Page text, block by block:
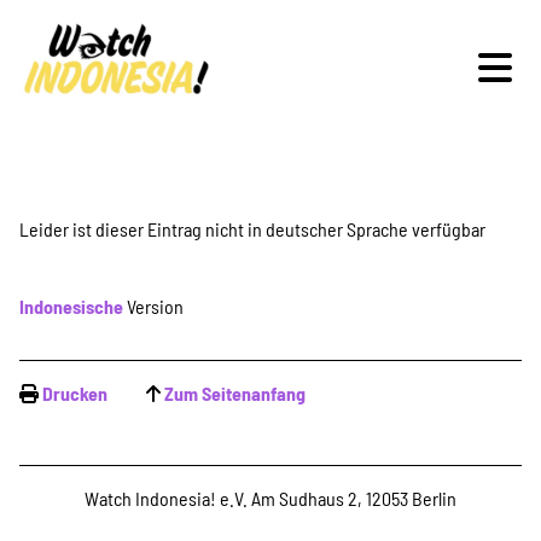
Schwerpunkte
Veranstaltungen
Leider ist dieser Eintrag nicht in deutscher Sprache verfügbar
IndonesischeVersion
Drucken Zum Seitenanfang
Watch Indonesia! e.V. Am Sudhaus 2, 12053 Berlin